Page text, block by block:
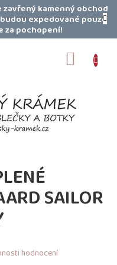
zavřený kamenný obchod
expedované pouze
za pochopení!
SAILOR
hodnocení